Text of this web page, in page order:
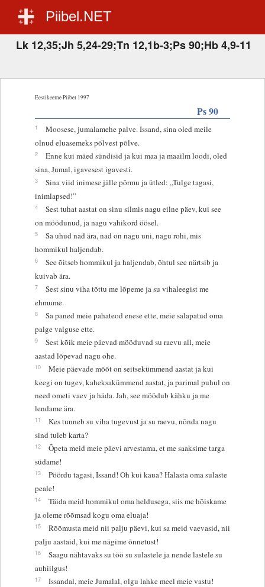
Piibel.NET
Lk 12,35;Jh 5,24-29;Tn 12,1b-3;Ps 90;Hb 4,9-11
Eestikeelne Piibel 1997
Ps 90
1
Moosese, jumalamehe palve. Issand, sina oled meile
olnud eluasemeks põlvest põlve.
2
Enne kui mäed sündisid ja kui maa ja maailm loodi, oled
sina, Jumal, igavesest igavesti.
3
Sina viid inimese jälle põrmu ja ütled: „Tulge tagasi,
inimlapsed!”
4
Sest tuhat aastat on sinu silmis nagu eilne päev, kui see
on möödunud, ja nagu vahikord öösel.
5
Sa uhud nad ära, nad on nagu uni, nagu rohi, mis
hommikul haljendab.
6
See õitseb hommikul ja haljendab, õhtul see närtsib ja
kuivab ära.
7
Sest sinu viha tõttu me lõpeme ja su vihaleegist me
ehmume.
8
Sa paned meie pahateod enese ette, meie salapatud oma
palge valguse ette.
9
Sest kõik meie päevad mööduvad su raevu all, meie
aastad lõpevad nagu ohe.
10
Meie päevade mõõt on seitsekümmend aastat ja kui
keegi on tugev, kaheksakümmend aastat, ja parimal puhul on
need ometi vaev ja häda. Jah, see möödub kähku ja me
lendame ära.
11
Kes tunneb su viha tugevust ja su raevu, nõnda nagu
sind tuleb karta?
12
Õpeta meid meie päevi arvestama, et me saaksime targa
südame!
13
Pöördu tagasi, Issand! Oh kui kaua? Halasta oma sulaste
peale!
14
Täida meid hommikul oma heldusega, siis me hõiskame
ja oleme rõõmsad kogu oma eluaja!
15
Rõõmusta meid nii palju päevi, kui sa meid vaevasid, nii
palju aastaid, kui me nägime õnnetust!
16
Saagu nähtavaks su töö su sulastele ja nende lastele su
auhiilgus!
17
Issandal, meie Jumalal, olgu lahke meel meie vastu!